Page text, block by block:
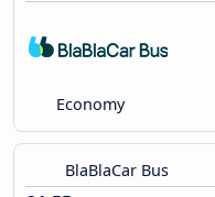
Economy
BlaBlaCar Bus